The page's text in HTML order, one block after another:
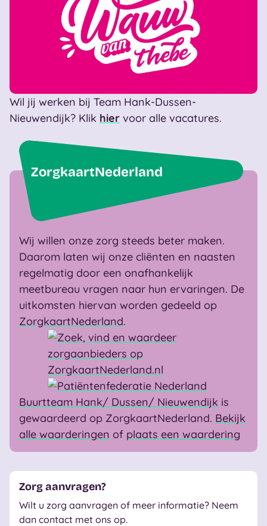
Wil jij werken bij Team Hank-Dussen-
Nieuwendijk? Klik hier voor alle vacatures.
ZorgkaartNederland
Wij willen onze zorg steeds beter maken.
Daarom laten wij onze cliënten en naasten
regelmatig door een onafhankelijk
meetbureau vragen naar hun ervaringen. De
uitkomsten hiervan worden gedeeld op
ZorgkaartNederland.
Buurtteam Hank/ Dussen/ Nieuwendijk is
gewaardeerd op ZorgkaartNederland. Bekijk
alle waarderingen of plaats een waardering
Zorg aanvragen?
Wilt u zorg aanvragen of meer informatie? Neem
dan contact met ons op.